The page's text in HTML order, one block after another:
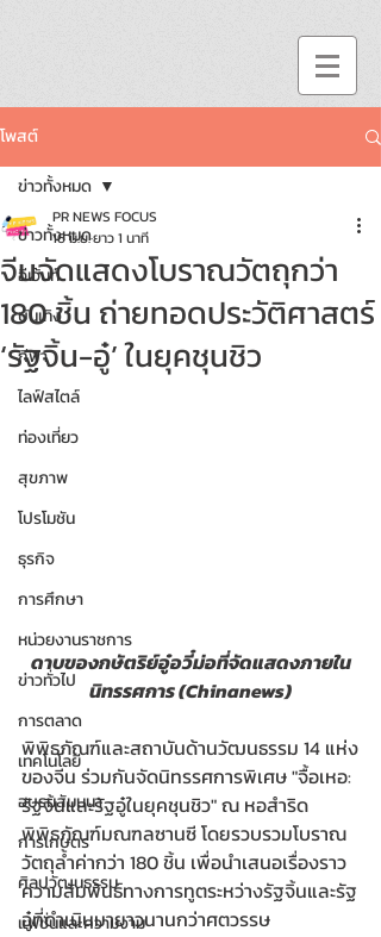
โพสต์
ข่าวทั้งหมด
อีเว้นท์
บันเทิง
กีฬา
ไลฟ์สไตล์
ท่องเที่ยว
สุขภาพ
โปรโมชัน
ธุรกิจ
การศึกษา
หน่วยงานราชการ
ข่าวทั่วไป
การตลาด
เทคโนโลยี
อบรมสัมมนา
การเกษตร
ศิลปวัฒนธรรม
แฟชั่นและความงาม
ข่าวทั้งหมด
จีนจัดแสดงโบราณวัตถุกว่า
180 ชิ้น ถ่ายทอดประวัติศาสตร์
‘รัฐจิ้น-อู๋’ ในยุคชุนชิว
PR NEWS FOCUS
16 มิ.ย.ยาว 1 นาที
ดาบของกษัตริย์อู๋อวี๋ม่อที่จัดแสดงภายใน
นิทรรศการ (Chinanews)
พิพิธภัณฑ์และสถาบันด้านวัฒนธรรม 14 แห่ง
ของจีน ร่วมกันจัดนิทรรศการพิเศษ "จื้อเหอ:
รัฐจิ้นและรัฐอู๋ในยุคชุนชิว" ณ หอสำริด
พิพิธภัณฑ์มณฑลซานซี โดยรวบรวมโบราณ
วัตถุล้ำค่ากว่า 180 ชิ้น เพื่อนำเสนอเรื่องราว
ความสัมพันธ์ทางการทูตระหว่างรัฐจิ้นและรัฐ
อู๋ที่ดำเนินมายาวนานกว่าศตวรรษ